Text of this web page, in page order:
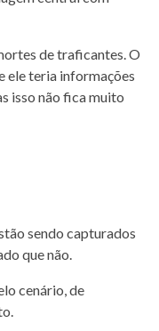
de traficantes. O
ele teria informações
isso não fica muito
sendo capturados
que não.
cenário, de